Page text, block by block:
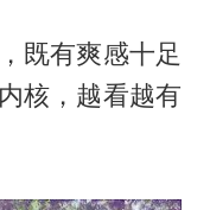
既有爽感十足
核，越看越有